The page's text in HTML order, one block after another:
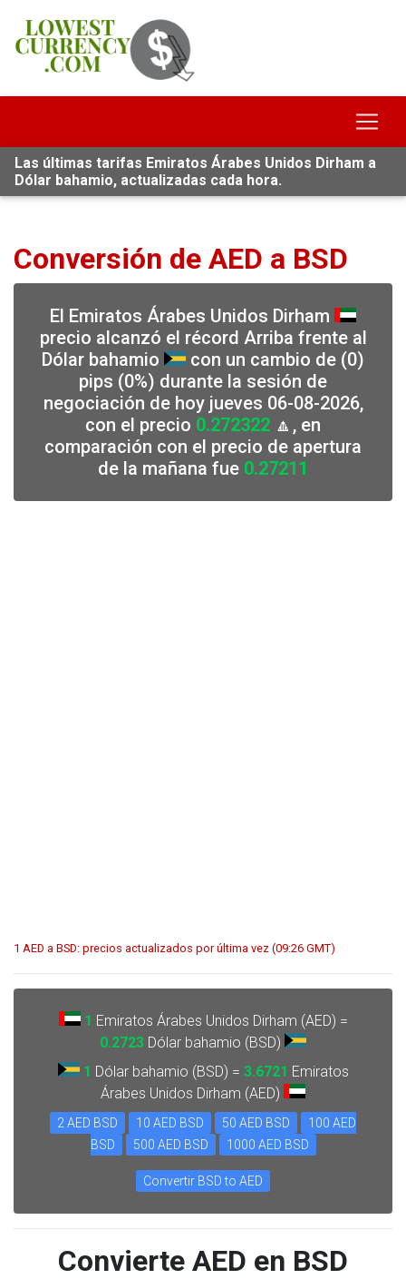
Las últimas tarifas Emiratos Árabes Unidos Dirham a
Dólar bahamio, actualizadas cada hora.
Conversión de AED a BSD
El Emiratos Árabes Unidos Dirham
precio alcanzó el récord Arriba frente al
Dólar bahamio
con un cambio de (0)
pips (0%) durante la sesión de
negociación de hoy jueves 06-08-2026,
con el precio 0.272322 🔼, en
comparación con el precio de apertura
de la mañana fue 0.27211
1 AED a BSD: precios actualizados por última vez (09:26 GMT)
1 Emiratos Árabes Unidos Dirham (AED) =
0.2723 Dólar bahamio (BSD)
1 Dólar bahamio (BSD) = 3.6721 Emiratos
Árabes Unidos Dirham (AED)
2 AED BSD 10 AED BSD 50 AED BSD
100 AED
BSD
500 AED BSD 1000 AED BSD
Convertir BSD to AED
Convierte AED en BSD